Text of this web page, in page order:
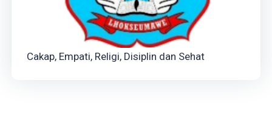
Cakap, Empati, Religi, Disiplin dan Sehat